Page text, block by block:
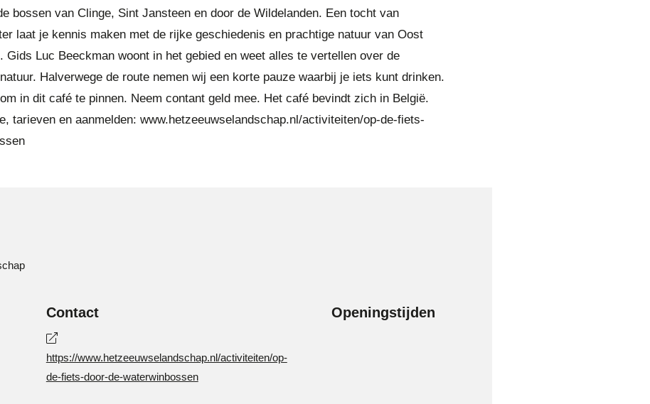
bossen van Clinge, Sint Jansteen en door de Wildelanden. Een tocht van
laat je kennis maken met de rijke geschiedenis en prachtige natuur van Oost
Gids Luc Beeckman woont in het gebied en weet alles te vertellen over de
Halverwege de route nemen wij een korte pauze waarbij je iets kunt drinken.
in dit café te pinnen. Neem contant geld mee. Het café bevindt zich in België.
tarieven en aanmelden: www.hetzeeuwselandschap.nl/activiteiten/op-de-fiets-
Contact
https://www.hetzeeuwselandschap.nl/activiteiten/op-
de-fiets-door-de-waterwinbossen
Openingstijden